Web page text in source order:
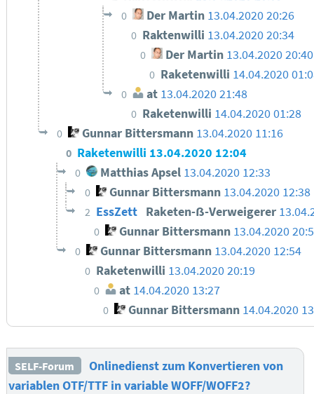
0 Der Martin 13.04.2020 20:26
0 Raktenwilli 13.04.2020 20:34
0 Der Martin 13.04.2020 20:40
0 Raketenwilli 14.04.2020
0 at 13.04.2020 21:48
0 Raketenwilli 14.04.2020 01:28
0 Gunnar Bittersmann 13.04.2020 11:16
0 Raketenwilli 13.04.2020 12:04
0 Matthias Apsel 13.04.2020 12:33
0 Gunnar Bittersmann 13.04.2020 12:38
2 EssZett Raketen-ẞ-Verweigerer
0 Gunnar Bittersmann 13.04.2020
0 Gunnar Bittersmann 13.04.2020 12:54
0 Raketenwilli 13.04.2020 20:19
0 at 14.04.2020 13:27
0 Gunnar Bittersmann 14.04.2020
SELF-Forum
Onlinedienst zum Konvertieren von
variablen OTF/TTF in variable WOFF/WOFF2?